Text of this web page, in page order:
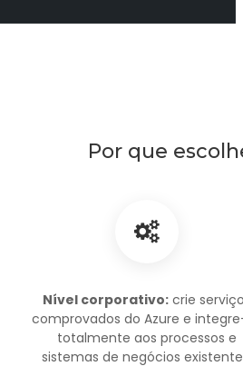
Por que
Nível corporativo:crie
comprovados do Azure e
totalmente aos processos e
sistemas de negócios